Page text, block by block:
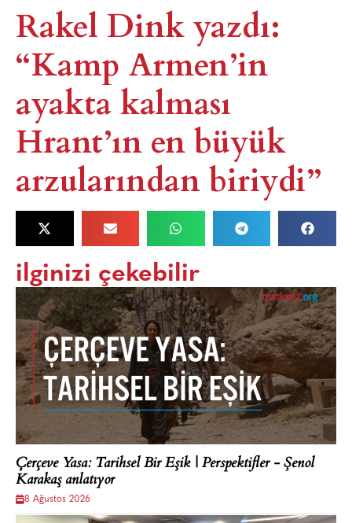
Rakel Dink yazdı:
“Kamp Armen’in
ayakta kalması
Hrant’ın en büyük
arzularından biriydi”
ilginizi çekebilir
Çerçeve Yasa: Tarihsel Bir Eşik | Perspektifler - Şenol
Karakaş anlatıyor
8 Ağustos 2026